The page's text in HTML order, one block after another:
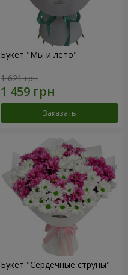
Букет "Мы и лето"
1 621 грн
Заказать
Букет "Сердечные струны"